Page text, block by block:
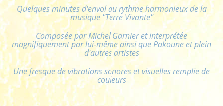
Quelques minutes d'envol au rythme harmonieux de la
musique "Terre Vivante"
Composée par Michel Garnier et interprétée
magnifiquement par lui-même ainsi que Pakoune et plein
d'autres artistes
Une fresque de vibrations sonores et visuelles remplie de
couleurs